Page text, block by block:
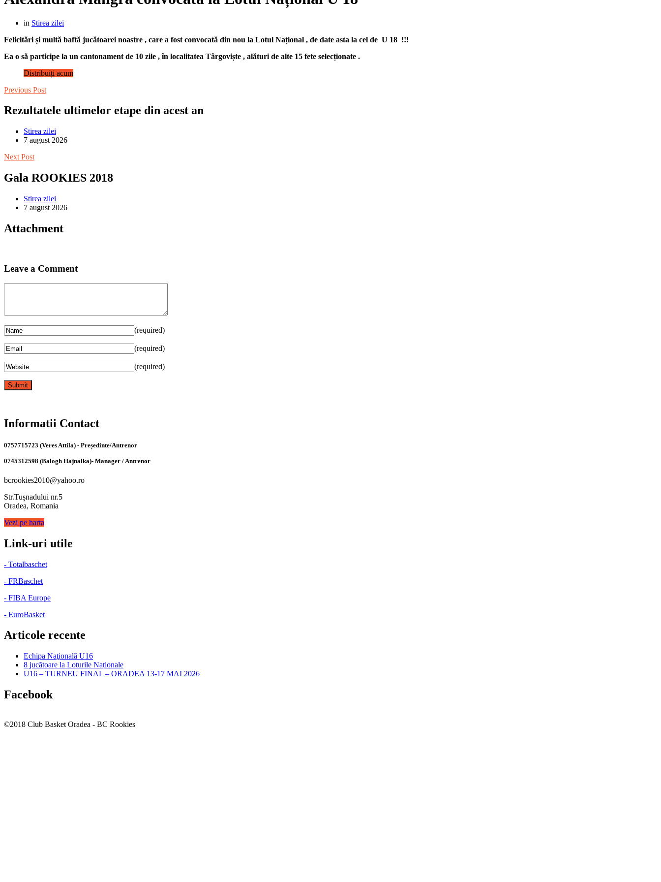
in Stirea zilei
Felicitări și multă baftă jucătoarei noastre , care a fost convocată din nou la Lotul Național , de date asta la cel de U 18 !!!
Ea o să participe la un cantonament de 10 zile , în localitatea Târgoviște , alături de alte 15 fete selecționate .
Distribuiți acum
Previous Post
Rezultatele ultimelor etape din acest an
Stirea zilei
7 august 2026
Next Post
Gala ROOKIES 2018
Stirea zilei
7 august 2026
Attachment
Leave a Comment
(required)
(required)
(required)
Informatii Contact
0757715723 (Veres Attila) - Președinte/Antrenor
0745312598 (Balogh Hajnalka)- Manager / Antrenor
bcrookies2010@yahoo.ro
Str.Tușnadului nr.5
Oradea, Romania
Vezi pe harta
Link-uri utile
- Totalbaschet
- FRBaschet
- FIBA Europe
- EuroBasket
Articole recente
Echipa Naţională U16
8 jucătoare la Loturile Naționale
U16 – TURNEU FINAL – ORADEA 13-17 MAI 2026
Facebook
©2018 Club Basket Oradea - BC Rookies